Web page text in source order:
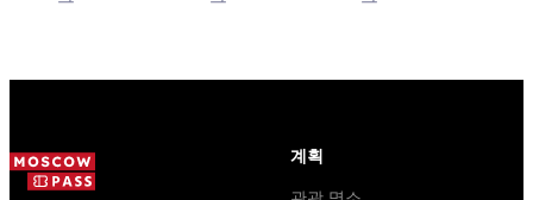
через
Владими...
계획